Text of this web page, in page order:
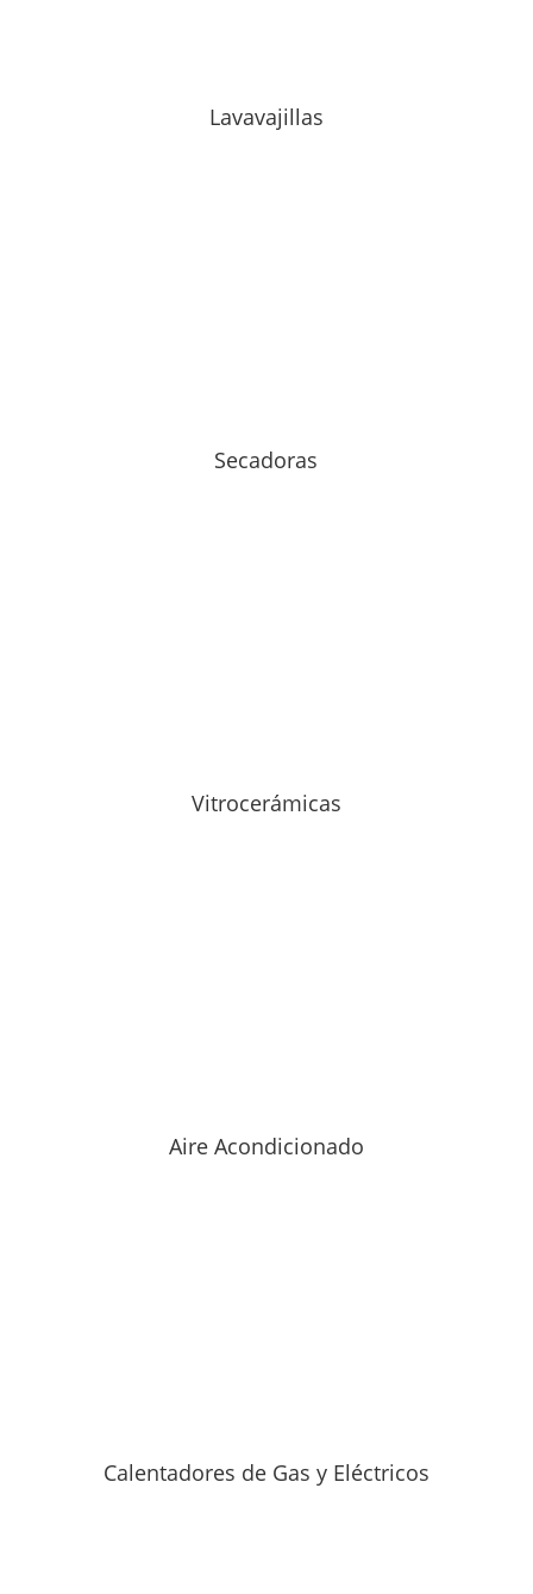
Lavavajillas
Secadoras
Vitrocerámicas
Aire Acondicionado
Calentadores de Gas y Eléctricos